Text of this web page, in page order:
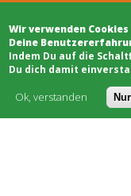
Schwarzes Brett
Bauhandwerk
Finanzierung
Genossenschaften
Soziale Träger
Netzwerke &
Wir verwenden
Deine
​Indem Du auf die
Du dich damit
Ok, verstanden